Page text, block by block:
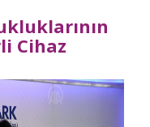
Cihaz